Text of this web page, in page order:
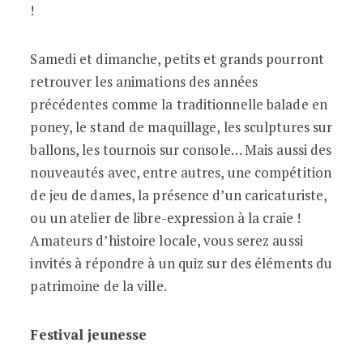
!
Samedi et dimanche, petits et grands pourront
retrouver les animations des années
précédentes comme la traditionnelle balade en
poney, le stand de maquillage, les sculptures sur
ballons, les tournois sur console… Mais aussi des
nouveautés avec, entre autres, une compétition
de jeu de dames, la présence d’un caricaturiste,
ou un atelier de libre-expression à la craie !
Amateurs d’histoire locale, vous serez aussi
invités à répondre à un quiz sur des éléments du
patrimoine de la ville.
Festival jeunesse